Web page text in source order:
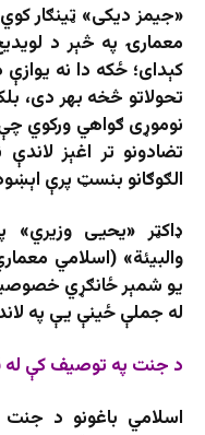
«جیمز دیکی» ټینګار
معمارۍ په څېر د
کېدای؛ ځکه دا نه
تحولاتو څخه بهر دی،
نوموړی ګواهي ورکوي
تضادونو تر اغېز
الګوګانو بنسټ پرې
ډاکټر «یحیی وزیري»
والبيئة» (اسلامي
یو شمېر ځانګړي
له جملې ځینې یې په
د جنت په توصیف کې له
اسلامي باغونو د جنت